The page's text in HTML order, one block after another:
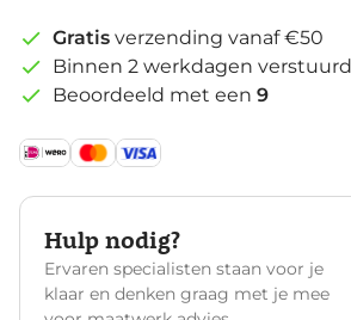
Gratis verzending vanaf €50
Binnen 2 werkdagen verstuurd
Beoordeeld met een 9
Hulp nodig?
Ervaren specialisten staan voor je
klaar en denken graag met je mee